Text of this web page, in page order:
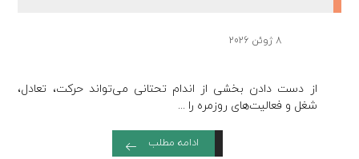
8 ژوئن 2026
از دست دادن بخشی از اندام تحتانی می‌تواند حرکت، تعادل،
شغل و فعالیت‌های روزمره را ...
ادامه مطلب